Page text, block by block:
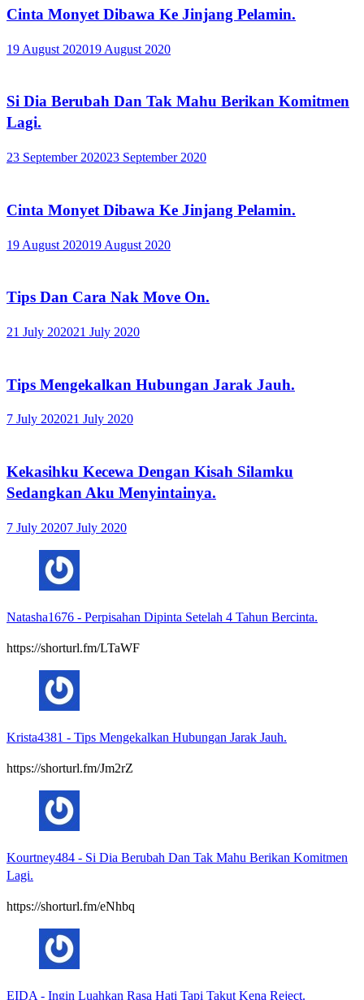
Cinta Monyet Dibawa Ke Jinjang Pelamin.
19 August 202019 August 2020
Si Dia Berubah Dan Tak Mahu Berikan Komitmen
Lagi.
23 September 202023 September 2020
Cinta Monyet Dibawa Ke Jinjang Pelamin.
19 August 202019 August 2020
Tips Dan Cara Nak Move On.
21 July 202021 July 2020
Tips Mengekalkan Hubungan Jarak Jauh.
7 July 202021 July 2020
Kekasihku Kecewa Dengan Kisah Silamku
Sedangkan Aku Menyintainya.
7 July 20207 July 2020
Natasha1676 - Perpisahan Dipinta Setelah 4 Tahun Bercinta.
https://shorturl.fm/LTaWF
Krista4381 - Tips Mengekalkan Hubungan Jarak Jauh.
https://shorturl.fm/Jm2rZ
Kourtney484 - Si Dia Berubah Dan Tak Mahu Berikan Komitmen
Lagi.
https://shorturl.fm/eNhbq
EIDA - Ingin Luahkan Rasa Hati Tapi Takut Kena Reject.